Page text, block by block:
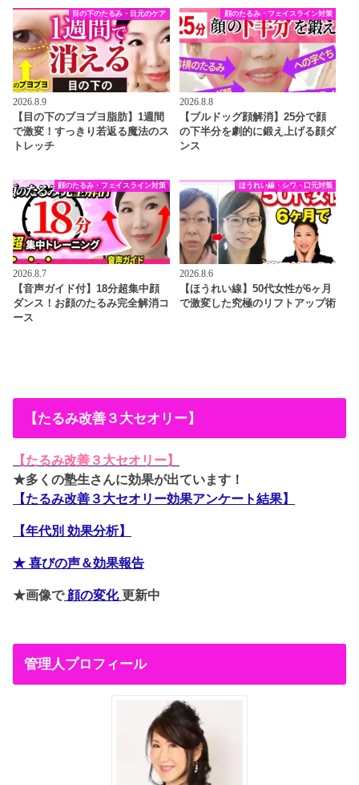
目の下のたるみ・目元のケア
2026.8.9
【目の下のブヨブヨ脂肪】1週間
で激変！すっきり若返る魔法のス
トレッチ
顔のたるみ・フェイスライン対策
2026.8.8
【ブルドッグ顔解消】25分で顔
の下半分を劇的に鍛え上げる顔ダ
ンス
顔のたるみ・フェイスライン対策
2026.8.7
【音声ガイド付】18分超集中顔
ダンス！お顔のたるみ完全解消コ
ース
ほうれい線・シワ・口元対策
2026.8.6
【ほうれい線】50代女性が6ヶ月
で激変した究極のリフトアップ術
【たるみ改善３大セオリー】
【たるみ改善３大セオリー】
★多くの塾生さんに効果が出ています！
【たるみ改善３大セオリー効果アンケート結果】
【年代別 効果分析】
★ 喜びの声＆効果報告
★画像で顔の変化更新中
管理人プロフィール